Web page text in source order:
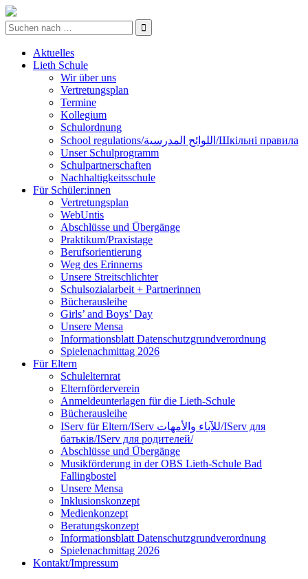
Aktuelles
Lieth Schule
Wir über uns
Vertretungsplan
Termine
Kollegium
Schulordnung
School regulations/اللوائح المدرسية/Шкільні правила
Unser Schulprogramm
Schulpartnerschaften
Nachhaltigkeitsschule
Für Schüler:innen
Vertretungsplan
WebUntis
Abschlüsse und Übergänge
Praktikum/Praxistage
Berufsorientierung
Weg des Erinnerns
Unsere Streitschlichter
Schulsozialarbeit + Partnerinnen
Bücherausleihe
Girls’ and Boys’ Day
Unsere Mensa
Informationsblatt Datenschutzgrundverordnung
Spielenachmittag 2026
Für Eltern
Schulelternrat
Elternförderverein
Anmeldeunterlagen für die Lieth-Schule
Bücherausleihe
IServ für Eltern/IServ للآباء والأمهات/IServ для
батьків/IServ для родителей/
Abschlüsse und Übergänge
Musikförderung in der OBS Lieth-Schule Bad
Fallingbostel
Unsere Mensa
Inklusionskonzept
Medienkonzept
Beratungskonzept
Informationsblatt Datenschutzgrundverordnung
Spielenachmittag 2026
Kontakt/Impressum